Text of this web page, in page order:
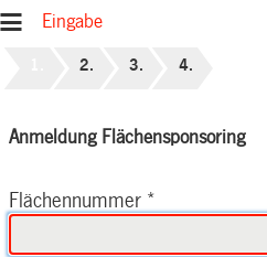
Eingabe
Anmeldung Flächensponsoring
Flächennummer *